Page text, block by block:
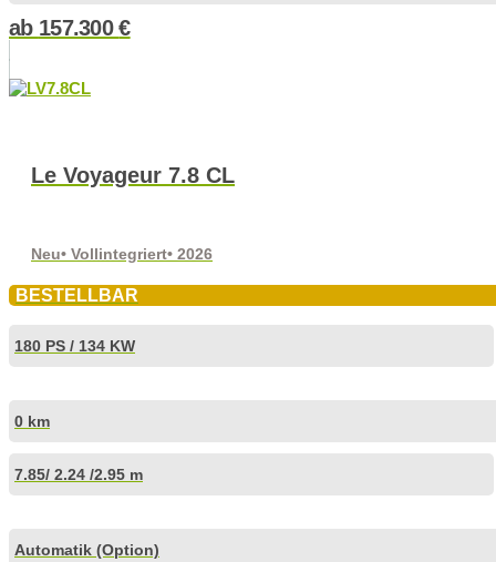
ab 157.300€
Le Voyageur 7.8 CL
Neu• Vollintegriert• 2026
BESTELLBAR
180 PS / 134 KW
0 km
7.85/ 2.24 /2.95 m
Automatik (Option)